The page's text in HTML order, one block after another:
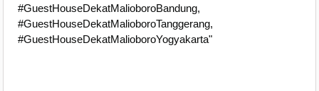
#GuestHouseDekatMalioboroBandung,
#GuestHouseDekatMalioboroTanggerang,
#GuestHouseDekatMalioboroYogyakarta"